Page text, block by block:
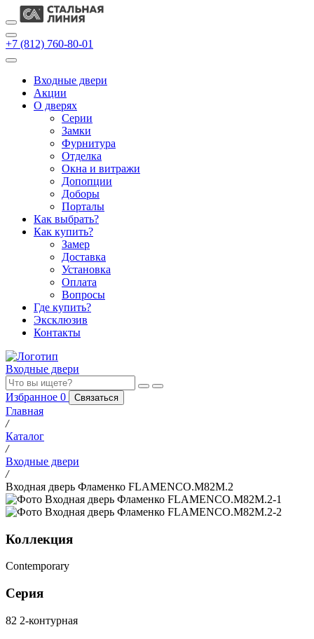
+7 (812) 760-80-01
Входные двери
Акции
О дверях
Cерии
Замки
Фурнитура
Отделка
Окна и витражи
Допопции
Доборы
Порталы
Как выбрать?
Как купить?
Замер
Доставка
Установка
Оплата
Вопросы
Где купить?
Эксклюзив
Контакты
Входные двери
Избранное 0 Связаться
Главная
/
Каталог
/
Входные двери
/
Входная дверь Фламенко FLAMENCO.M82M.2
Коллекция
Contemporary
Серия
82 2-контурная